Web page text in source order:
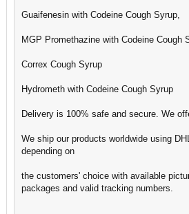
Guaifenesin with Codeine Cough Syrup,
MGP Promethazine with Codeine Cough
Correx Cough Syrup
Hydrometh with Codeine Cough Syrup
Delivery is 100% safe and secure. We
We ship our products worldwide using
depending on
the customers' choice with available
packages and valid tracking numbers.